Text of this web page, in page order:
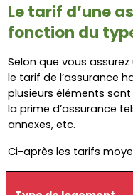
Le tarif d’une
fonction du
Selon que vous assurez
le tarif de l’assurance
plusieurs éléments
la prime d’assurance
annexes, etc.
Ci-après les tarifs